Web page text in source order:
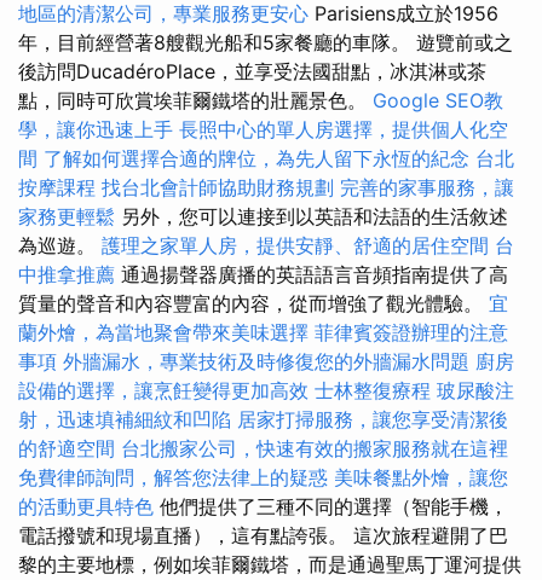
地區的清潔公司，專業服務更安心 Parisiens成立於1956
年，目前經營著8艘觀光船和5家餐廳的車隊。 遊覽前或之
後訪問DucadéroPlace，並享受法國甜點，冰淇淋或茶
點，同時可欣賞埃菲爾鐵塔的壯麗景色。 Google SEO教
學，讓你迅速上手 長照中心的單人房選擇，提供個人化空
間 了解如何選擇合適的牌位，為先人留下永恆的紀念 台北
按摩課程 找台北會計師協助財務規劃 完善的家事服務，讓
家務更輕鬆 另外，您可以連接到以英語和法語的生活敘述
為巡遊。 護理之家單人房，提供安靜、舒適的居住空間 台
中推拿推薦 通過揚聲器廣播的英語語言音頻指南提供了高
質量的聲音和內容豐富的內容，從而增強了觀光體驗。 宜
蘭外燴，為當地聚會帶來美味選擇 菲律賓簽證辦理的注意
事項 外牆漏水，專業技術及時修復您的外牆漏水問題 廚房
設備的選擇，讓烹飪變得更加高效 士林整復療程 玻尿酸注
射，迅速填補細紋和凹陷 居家打掃服務，讓您享受清潔後
的舒適空間 台北搬家公司，快速有效的搬家服務就在這裡
免費律師詢問，解答您法律上的疑惑 美味餐點外燴，讓您
的活動更具特色 他們提供了三種不同的選擇（智能手機，
電話撥號和現場直播），這有點誇張。 這次旅程避開了巴
黎的主要地標，例如埃菲爾鐵塔，而是通過聖馬丁運河提供